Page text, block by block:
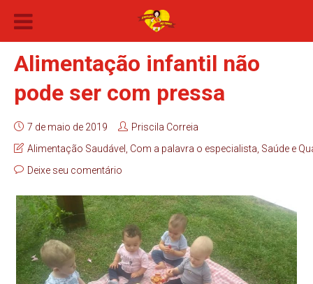
Alimentação infantil não
pode ser com pressa
7 de maio de 2019
Priscila Correia
Alimentação Saudável
Com a palavra o especialista Saúde e
Deixe seu comentário